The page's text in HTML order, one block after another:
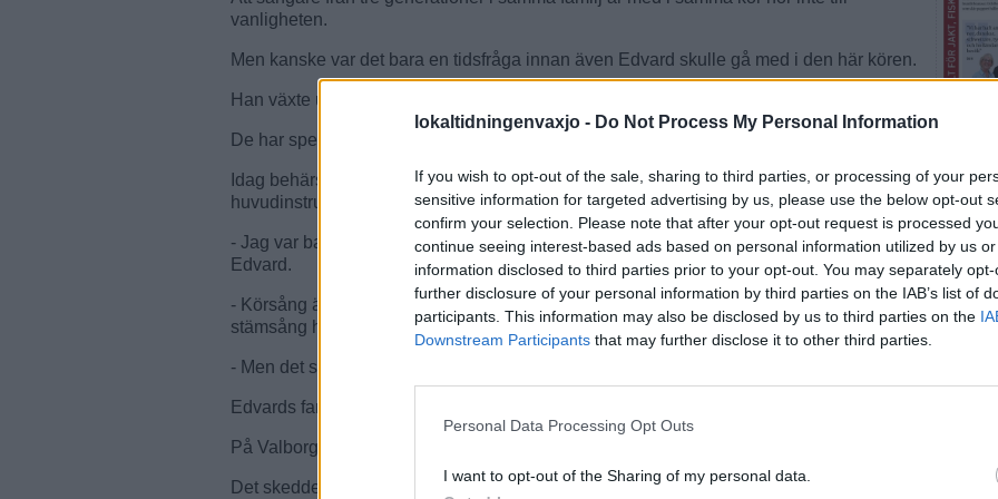
lokaltidningenvaxjo - Do Not Process My Personal Information
If you wish to opt-out of the sale, sharing to third parties, or processing of your
sensitive information for targeted advertising by us, please use the below opt-out
confirm your selection. Please note that after your opt-out request is processed
continue seeing interest-based ads based on personal information utilized by us
information disclosed to third parties prior to your opt-out. You may separately
further disclosure of your personal information by third parties on the IAB’s list of
participants. This information may also be disclosed by us to third parties on the
Downstream Participants that may further disclose it to other third parties.
Personal Data Processing Opt Outs
I want to opt-out of the Sharing of my personal data.
vanligheten.
Men kanske var det bara en tidsfråga innan även Edvard skulle gå med i den här kören.
Han växte upp med en pappa som uppmuntrade honom att musicera och sjunga.
De har spelat och sjungit mycket ihop hemma sedan Edvard var liten.
Idag behärskar Edvard både piano, gitarr och trumpet, men det är trummor som är hans
huvudinstrument.
- Jag var bara 4-5 år när jag började hänga med och titta på Växjö Manskör, minns
Edvard.
- Körsång är en fantastisk kultur. Jag har varit med i fyra månader nu och särskilt min
stämsång har utvecklats och blivit starkare, säger Edvard som är förstebas i kören.
- Men det sociala är det viktigaste. Det är väldigt trevligt att umgås med dessa herrar.
Edvards farfar och pappa är mycket glada för att Edvard nu också är med och sjunger.
På Valborg sjöng de tillsammans i Växjö Manskör inför publik för första gången.
Det skedde på scenen i Linnéparken i Växjö inför tusentals personer.
Fler